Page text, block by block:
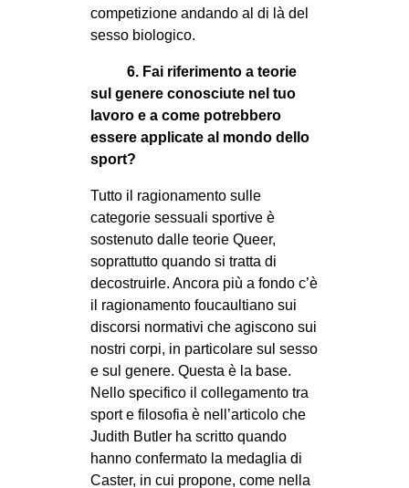
competizione andando al di là del
sesso biologico.
6. Fai riferimento a teorie
sul genere conosciute nel tuo
lavoro e a come potrebbero
essere applicate al mondo dello
sport?
Tutto il ragionamento sulle
categorie sessuali sportive è
sostenuto dalle teorie Queer,
soprattutto quando si tratta di
decostruirle. Ancora più a fondo c’è
il ragionamento foucaultiano sui
discorsi normativi che agiscono sui
nostri corpi, in particolare sul sesso
e sul genere. Questa è la base.
Nello specifico il collegamento tra
sport e filosofia è nell’articolo che
Judith Butler ha scritto quando
hanno confermato la medaglia di
Caster, in cui propone, come nella